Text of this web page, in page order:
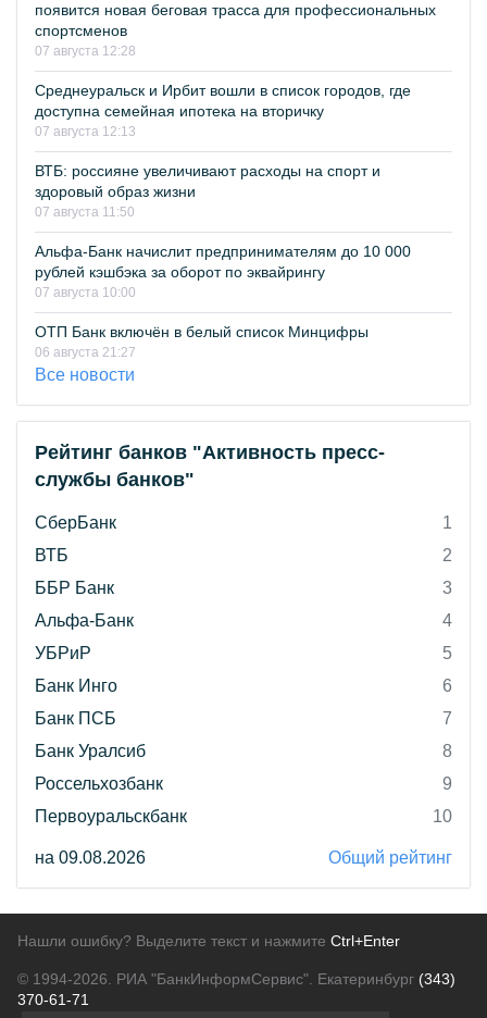
появится новая беговая трасса для профессиональных
спортсменов
07 августа 12:28
Среднеуральск и Ирбит вошли в список городов, где
доступна семейная ипотека на вторичку
07 августа 12:13
ВТБ: россияне увеличивают расходы на спорт и
здоровый образ жизни
07 августа 11:50
Альфа-Банк начислит предпринимателям до 10 000
рублей кэшбэка за оборот по эквайрингу
07 августа 10:00
ОТП Банк включён в белый список Минцифры
06 августа 21:27
Все новости
Рейтинг банков "Активность пресс-
службы банков"
СберБанк
1
ВТБ
2
ББР Банк
3
Альфа-Банк
4
УБРиР
5
Банк Инго
6
Банк ПСБ
7
Банк Уралсиб
8
Россельхозбанк
9
Первоуральскбанк
10
на 09.08.2026 Общий рейтинг
Нашли ошибку? Выделите текст и нажмите Ctrl+Enter
© 1994-2026. РИА "БанкИнформСервис". Екатеринбург (343)
370-61-71